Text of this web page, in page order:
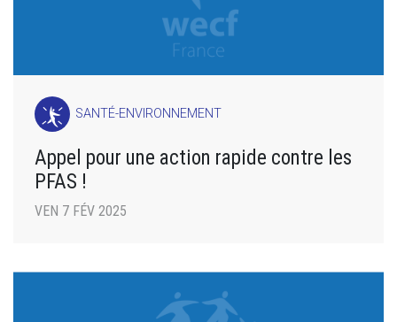
SANTÉ-ENVIRONNEMENT
Appel pour une action rapide contre les
PFAS !
VEN 7 FÉV 2025